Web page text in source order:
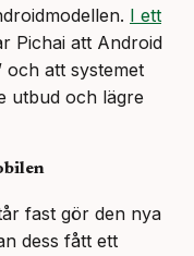
I ett
Pichai att Android
och att systemet
utbud och lägre
fast gör den nya
dess fått ett